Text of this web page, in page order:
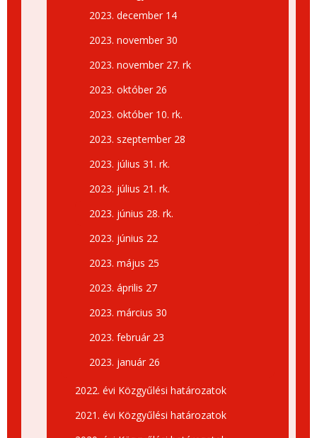
2023. december 14
2023. november 30
2023. november 27. rk
2023. október 26
2023. október 10. rk.
2023. szeptember 28
2023. július 31. rk.
2023. július 21. rk.
2023. június 28. rk.
2023. június 22
2023. május 25
2023. április 27
2023. március 30
2023. február 23
2023. január 26
2022. évi Közgyűlési határozatok
2021. évi Közgyűlési határozatok